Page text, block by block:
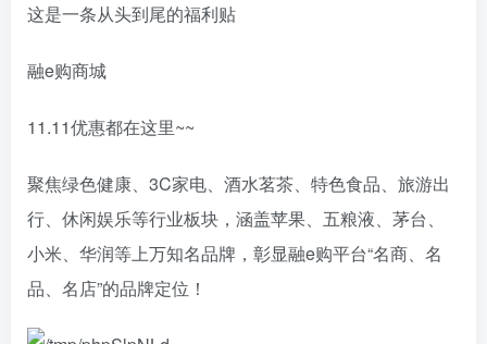
这是一条从头到尾的福利贴
融e购商城
11.11优惠都在这里~~
聚焦绿色健康、3C家电、酒水茗茶、特色食品、旅游出
行、休闲娱乐等行业板块，涵盖苹果、五粮液、茅台、
小米、华润等上万知名品牌，彰显融e购平台“名商、名
品、名店”的品牌定位！